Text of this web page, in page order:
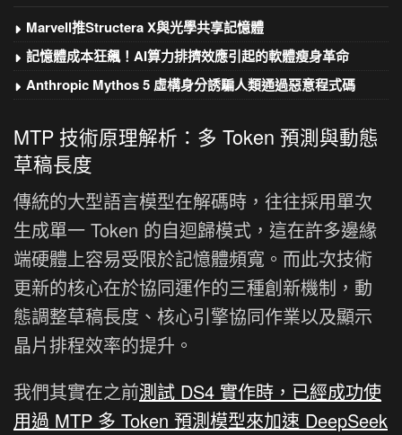
Marvell推Structera X與光學共享記憶體
記憶體成本狂飆！AI算力排擠效應引起的軟體瘦身革命
Anthropic Mythos 5 虛構身分誘騙人類通過惡意程式碼
MTP 技術原理解析：多 Token 預測與動態
草稿長度
傳統的大型語言模型在解碼時，往往採用單次
生成單一 Token 的自迴歸模式，這在許多邊緣
端硬體上容易受限於記憶體頻寬。而此次技術
更新的核心在於協同運作的三種創新機制，動
態調整草稿長度、核心引擎協同作業以及顯示
晶片排程效率的提升。
我們其實在之前測試 DS4 實作時，已經成功使
用過 MTP 多 Token 預測模型來加速 DeepSeek